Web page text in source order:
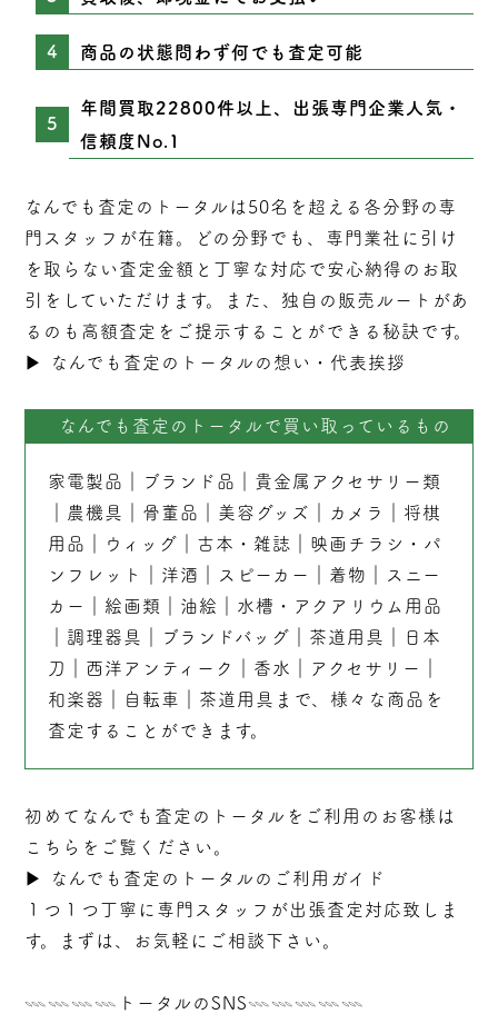
商品の状態問わず何でも査定可能
年間買取22800件以上、出張専門企業人気・
信頼度No.1
なんでも査定のトータルは50名を超える各分野の専
門スタッフが在籍。どの分野でも、専門業社に引け
を取らない査定 金額と丁寧な対応で安心納得のお取
引をしていただけます。また、独自の販売ルートがあ
るのも高額査定をご提示することができる秘訣です。
▶︎
なんでも査定のトータルの想い・代表挨拶
なんでも査定のトータルで買い取っているもの
家電製品 ブランド品
貴金属アクセサリー類
農機具 骨董品 美容グッズ カメラ
将棋
用品
ウィッグ 古本 ・ 雑誌
映画チラシ・パ
ンフレット
洋酒 スピーカー 着物
スニー
カー
絵画類 油絵
水槽・アクアリウム用品
調理器具 ブランドバッグ ｜茶道用具｜
日本
刀
西洋アンティーク 香水 アクセサリー
和楽器
自転車 茶道用具 まで、様々な商品を
査定することができます。
初めてなんでも査定のトータルをご利用のお客様は
こちらをご覧ください。
▶︎
なんでも査定のトータルのご利用ガイド
１つ１つ丁寧に専門スタッフが出張査定対応致しま
す。まずは、お気軽にご相談下さい。
𓇠𓇠𓇠𓇠トータルのSNS𓇠𓇠𓇠𓇠𓇠